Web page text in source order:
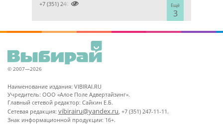
Ещё
3

+7 (351) 2400303
© 2007—2026
Наименование издания: VIBIRAI.RU
Учредитель: ООО «Алое Поле Адвертайзинг».
Главный сетевой редактор: Сайкин Е.Б.
Сетевая редакция: vibirairu@yandex.ru, +7 (351) 247-11-11.
Знак информационной продукции: 16+.